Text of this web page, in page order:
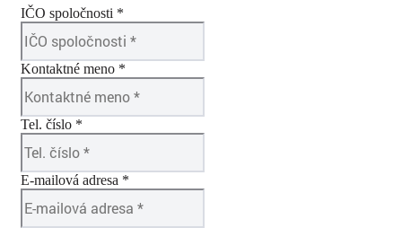
IČO spoločnosti *
Kontaktné meno *
Tel. číslo *
E-mailová adresa *